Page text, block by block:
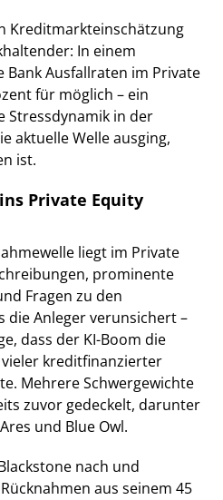
Kreditmarkteinschätzung
In einem
Bank Ausfallraten im Private
für möglich – ein
Stressdynamik in der
aktuelle Welle ausging,
ist.
Private Equity
liegt im Private
prominente
Fragen zu den
die Anleger verunsichert –
dass der KI-Boom die
kreditfinanzierter
Mehrere Schwergewichte
zuvor gedeckelt, darunter
und Blue Owl.
nach und
aus seinem 45